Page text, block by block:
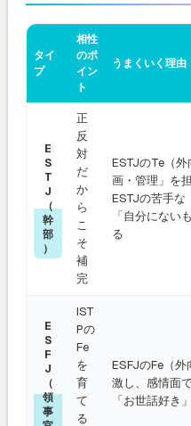
タイ
プ
相性
のポ
イン
ト
うまくいく理由
E
S
T
J
（
幹
部
）
正
反
対
だ
か
ら
こ
そ
補
完
ESTJのTe（
画・管理」を
ESTJの苦手な
「自分にない
る
E
S
F
J
（
領
事
IST
Pの
Fe
を
育
て
る
ESFJのFe（
激し、感情面
「お世話好き